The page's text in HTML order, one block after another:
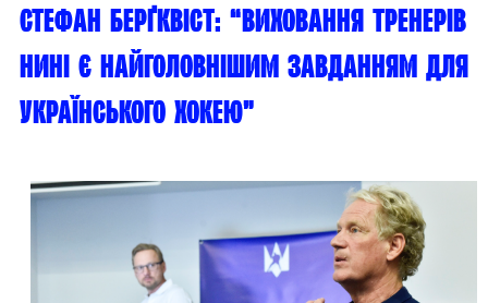
Стефан Берґквіст: “Виховання тренерів
нині є найголовнішим завданням для
українського хокею”